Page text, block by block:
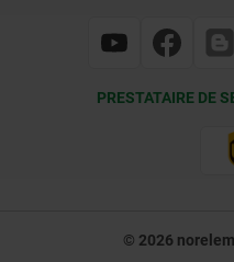
PRESTATAIRE DE
© 2026